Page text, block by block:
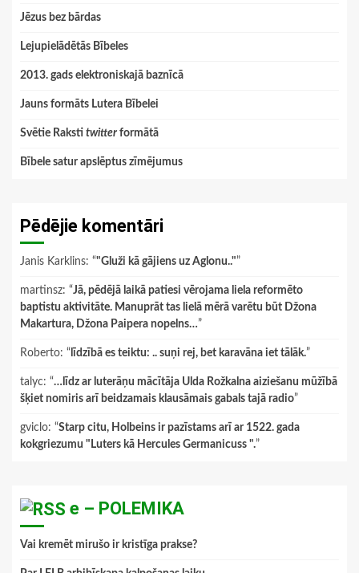
Jēzus bez bārdas
Lejupielādētās Bībeles
2013. gads elektroniskajā baznīcā
Jauns formāts Lutera Bībelei
Svētie Raksti twitter formātā
Bībele satur apslēptus zīmējumus
Pēdējie komentāri
Janis Karklins: “"Gluži kā gājiens uz Aglonu.."”
martinsz: “Jā, pēdējā laikā patiesi vērojama liela reformēto
baptistu aktivitāte. Manuprāt tas lielā mērā varētu būt Džona
Makartura, Džona Paipera nopelns…”
Roberto: “ līdzībā es teiktu: .. suņi rej, bet karavāna iet tālāk.”
talyc: “…līdz ar luterāņu mācītāja Ulda Rožkalna aiziešanu mūžībā
šķiet nomiris arī beidzamais klausāmais gabals tajā radio”
gviclo: “Starp citu, Holbeins ir pazīstams arī ar 1522. gada
kokgriezumu "Luters kā Hercules Germanicuss ".”
e – POLEMIKA
Vai kremēt mirušo ir kristīga prakse?